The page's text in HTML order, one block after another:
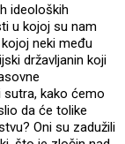
ideoloških
u kojoj su nam
neki među
državljanin koji
kako ćemo
da će tolike
Oni su zadužili